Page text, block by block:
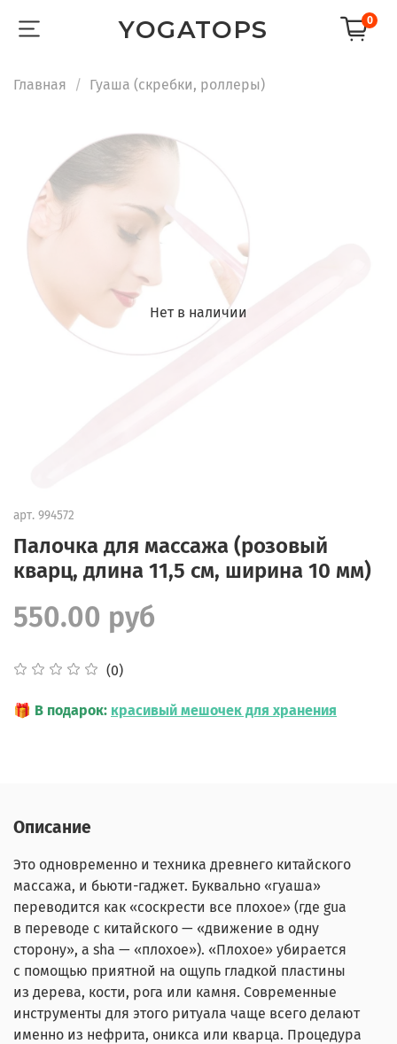
YOGATOPS 0
Главная Гуаша (скребки, роллеры)
Нет в наличии
арт. 994572
Палочка для массажа (розовый
кварц, длина 11,5 см, ширина 10 мм)
(0)
550.00 руб
🎁 В подарок: красивый мешочек для хранения
Описание
Это одновременно и техника древнего китайского
массажа, и бьюти-гаджет. Буквально «гуаша»
переводится как «соскрести все плохое» (где gua
в переводе с китайского — «движение в одну
сторону», а sha — «плохое»). «Плохое» убирается
с помощью приятной на ощупь гладкой пластины
из дерева, кости, рога или камня. Современные
инструменты для этого ритуала чаще всего делают
именно из нефрита, оникса или кварца. Процедура